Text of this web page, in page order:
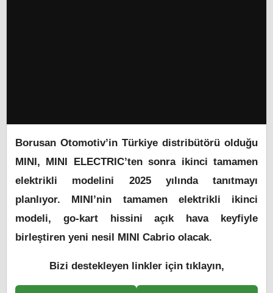
Borusan Otomotiv’in Türkiye distribütörü olduğu
MINI, MINI ELECTRIC’ten sonra ikinci tamamen
elektrikli modelini 2025 yılında tanıtmayı
planlıyor. MINI’nin tamamen elektrikli ikinci
modeli, go-kart hissini açık hava keyfiyle
birleştiren yeni nesil MINI Cabrio olacak.
Bizi destekleyen linkler için tıklayın,